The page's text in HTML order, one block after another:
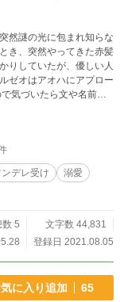
然謎の光に包まれ知らな
き、突然やってきた赤髪
りしていたが、優しい人
ゼオはアオハにアプロー
ンデレ受け
溺愛
数 5
文字数 44,831
登録日 2021.08.05
に入り追加 65